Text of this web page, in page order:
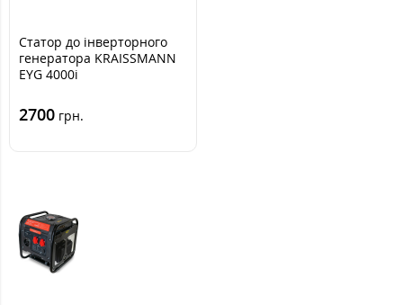
Статор до інверторного
генератора KRAISSMANN
EYG 4000i
2700 грн.